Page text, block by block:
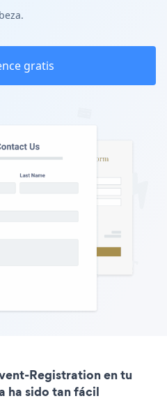
gratis
Registration en tu
ha sido tan fácil